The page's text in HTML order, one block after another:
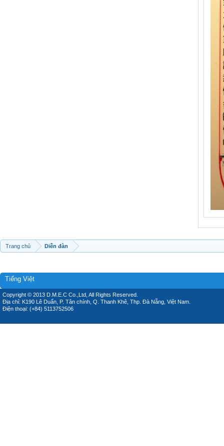
Trang chủ Diễn đàn
Tiếng Việt
Copyright © 2013 D.M.E.C Co.,Ltd, All Rights Reserved.
Địa chỉ: K190 Lê Duẩn, P. Tân chính, Q. Thanh Khê, Thp. Đà Nẵng, Việt Nam.
Điện thoại: (+84) 5113752506